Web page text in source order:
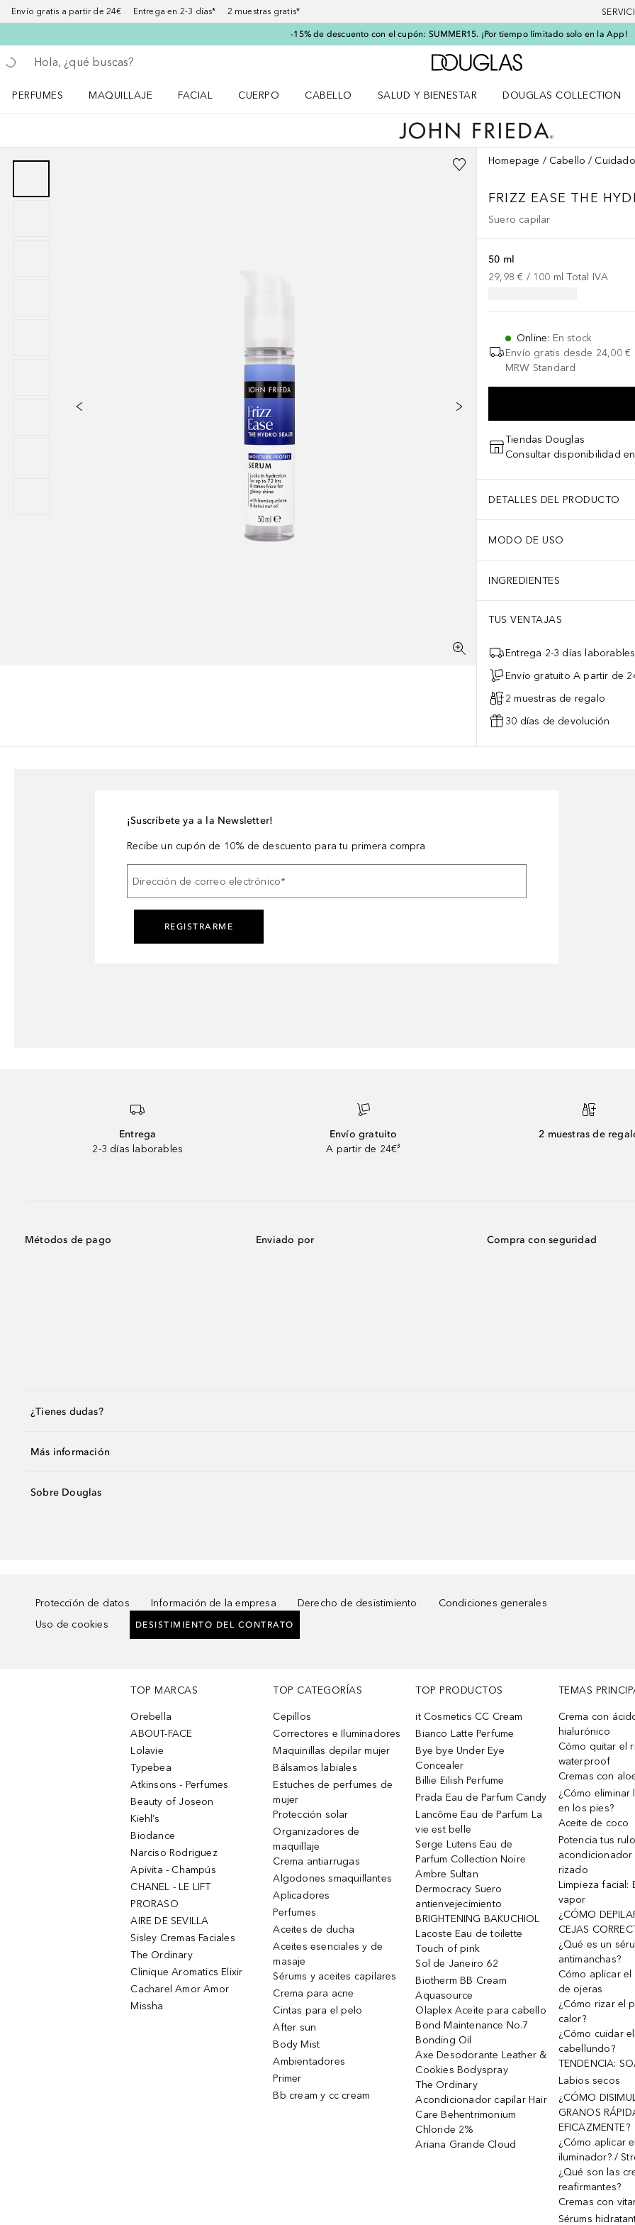
Envío gratis a partir de 24€ Entrega en 2-3 días* 2 muestras gratis*
-15% de descuento con el cupón: SUMMER15. ¡Por tiempo limitado solo en la App!
Regresar
Ejecutar búsqueda
A Douglas Home
PERFUMES
MAQUILLAJE
FACIAL
CUERPO
CABELLO
SALUD Y BIENESTAR
DOUGLAS COLLECTION
Homepage Cabello
FRIZZ EASE THE
Suero capilar
50 ml
29,98 € / 100 ml Total IVA
Online: En stock
Envío gratis desde 24,00 €
MRW Standard
Tiendas Douglas
Consultar disponibilidad
DETALLES DEL PRODUCTO
MODO DE USO
INGREDIENTES
TUS VENTAJAS
Entrega 2-3 días laborables
Envío gratuito A partir de
2 muestras de regalo
30 días de devolución
¡Suscríbete ya a la Newsletter!
Recibe un cupón de 10% de descuento para tu primera compra
Dirección de correo electrónico*
REGISTRARME
Entrega
2-3 días laborables
Envío gratuito
A partir de 24€³
2 muestras de
Métodos de pago Enviado por Compra con seguridad
¿Tienes dudas?
Más información
Sobre Douglas
Protección de datos Información de la empresa Derecho de desistimiento
Condiciones generales
Uso de cookies
DESISTIMIENTO DEL CONTRATO
TOP MARCAS
Orebella
ABOUT-FACE
Lolavie
Typebea
Atkinsons - Perfumes
Beauty of Joseon
Kiehl’s
Biodance
Narciso Rodriguez
Apivita - Champús
CHANEL - LE LIFT
PRORASO
AIRE DE SEVILLA
Sisley Cremas Faciales
The Ordinary
Clinique Aromatics Elixir
Cacharel Amor Amor
Missha
TOP CATEGORÍAS
Cepillos
Correctores e Iluminadores
Maquinillas depilar mujer
Bálsamos labiales
Estuches de perfumes de
mujer
Protección solar
Organizadores de
maquillaje
Crema antiarrugas
Algodones smaquillantes
Aplicadores
Perfumes
Aceites de ducha
Aceites esenciales y de
masaje
Sérums y aceites capilares
Crema para acne
Cintas para el pelo
After sun
Body Mist
Ambientadores
Primer
Bb cream y cc cream
TOP PRODUCTOS
it Cosmetics CC Cream
Bianco Latte Perfume
Bye bye Under Eye
Concealer
Billie Eilish Perfume
Prada Eau de Parfum Candy
Lancôme Eau de Parfum La
vie est belle
Serge Lutens Eau de
Parfum Collection Noire
Ambre Sultan
Dermocracy Suero
antienvejecimiento
BRIGHTENING BAKUCHIOL
Lacoste Eau de toilette
Touch of pink
Sol de Janeiro 62
Biotherm BB Cream
Aquasource
Olaplex Aceite para cabello
Bond Maintenance No.7
Bonding Oil
Axe Desodorante Leather &
Cookies Bodyspray
The Ordinary
Acondicionador capilar Hair
Care Behentrimonium
Chloride 2%
Ariana Grande Cloud
TEMAS
Crema con
hialurónico
Cómo quitar el
waterproof
Cremas con
¿Cómo eliminar
en los pies?
Aceite de coco
Potencia tus
rizado
Limpieza facial:
vapor
¿CÓMO
CEJAS
¿Qué es un
antimanchas?
Cómo aplicar
de ojeras
¿Cómo rizar el
calor?
¿Cómo cuidar
cabellundo?
TENDENCIA:
Labios secos
¿CÓMO
GRANOS
EFICAZMENTE?
¿Cómo aplicar el
iluminador? /
¿Qué son las
reafirmantes?
Cremas con
Sérums